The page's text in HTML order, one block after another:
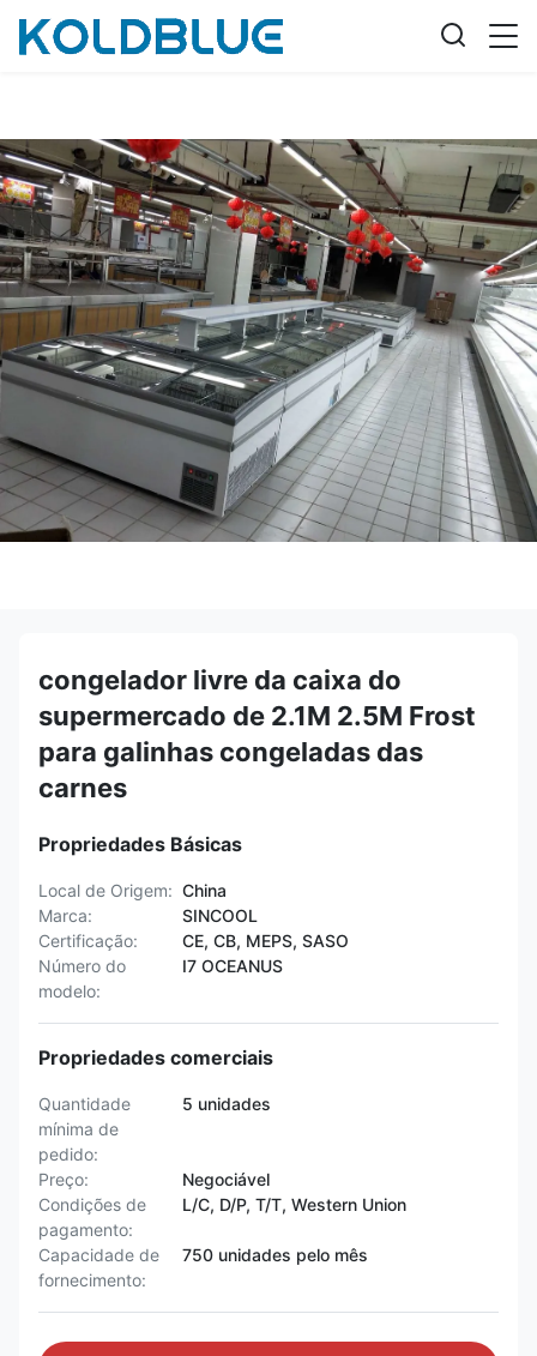
congelador livre da caixa do
supermercado de 2.1M 2.5M Frost
para galinhas congeladas das
carnes
Propriedades Básicas
Local de Origem: China
Marca:
SINCOOL
Certificação:
CE, CB, MEPS, SASO
Número do
modelo:
I7 OCEANUS
Propriedades comerciais
Quantidade
mínima de
pedido:
5 unidades
Preço:
Negociável
Condições de
pagamento:
L/C, D/P, T/T, Western Union
Capacidade de
fornecimento:
750 unidades pelo mês